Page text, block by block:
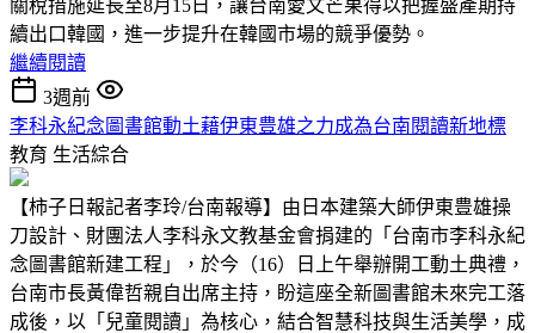
關稅措施延長至8月15日，讓台南愛文芒果得以把握盛產期持
續出口韓國，進一步提升在韓國市場的競爭優勢。
繼續閱讀
3週前
李科永紀念圖書館動土藉伊東豊雄之力成為台南閱讀新地標
教育 生活綜合
【柿子日報記者李玲/台南報導】由日本建築大師伊東豊雄操
刀設計、財團法人李科永文教基金會捐建的「台南市李科永紀
念圖書館新建工程」，於今（16）日上午舉辦開工動土典禮，
台南市長黃偉哲親自出席主持，盼這座全新圖書館未來完工落
成後，以「兒童閱讀」為核心，結合智慧科技與生活美學，成